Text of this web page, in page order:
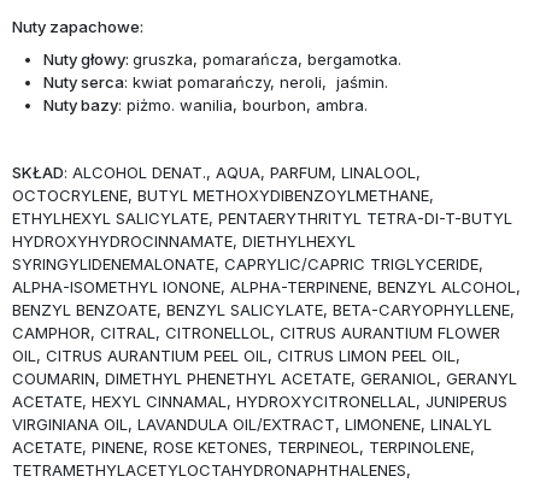
Nuty zapachowe:
Nuty głowy: gruszka, pomarańcza, bergamotka.
Nuty serca: kwiat pomarańczy, neroli, jaśmin.
Nuty bazy: piżmo. wanilia, bourbon, ambra.
SKŁAD: ALCOHOL DENAT., AQUA, PARFUM, LINALOOL,
OCTOCRYLENE, BUTYL METHOXYDIBENZOYLMETHANE,
ETHYLHEXYL SALICYLATE, PENTAERYTHRITYL TETRA-DI-T-BUTYL
HYDROXYHYDROCINNAMATE, DIETHYLHEXYL
SYRINGYLIDENEMALONATE, CAPRYLIC/CAPRIC TRIGLYCERIDE,
ALPHA-ISOMETHYL IONONE, ALPHA-TERPINENE, BENZYL ALCOHOL,
BENZYL BENZOATE, BENZYL SALICYLATE, BETA-CARYOPHYLLENE,
CAMPHOR, CITRAL, CITRONELLOL, CITRUS AURANTIUM FLOWER
OIL, CITRUS AURANTIUM PEEL OIL, CITRUS LIMON PEEL OIL,
COUMARIN, DIMETHYL PHENETHYL ACETATE, GERANIOL, GERANYL
ACETATE, HEXYL CINNAMAL, HYDROXYCITRONELLAL, JUNIPERUS
VIRGINIANA OIL, LAVANDULA OIL/EXTRACT, LIMONENE, LINALYL
ACETATE, PINENE, ROSE KETONES, TERPINEOL, TERPINOLENE,
TETRAMETHYLACETYLOCTAHYDRONAPHTHALENES,